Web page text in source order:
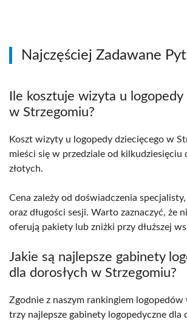
Najczęściej Zadawane
Ile kosztuje wizyta u
w Strzegomiu?
Koszt wizyty u logopedy dziecięcego w
mieści się w przedziale od kilkudziesięciu
złotych.
Cena zależy od doświadczenia
oraz długości sesji. Warto zaznaczyć, że
oferują pakiety lub zniżki przy dłuższej
Jakie są najlepsze gabinety
dla dorosłych w Strzegomiu?
Zgodnie z naszym rankingiem logopedów
trzy najlepsze gabinety logopedyczne dla